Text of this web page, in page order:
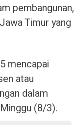
pembangunan,
Timur yang
mencapai
atau
dalam
(8/3).